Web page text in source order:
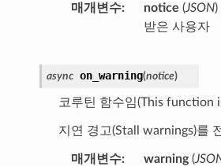
매개변수 notice (JSON)
받은 사용자
async on_warning(notice)
코루틴 함수임(This function
지연 경고(Stall warnings)를
매개변수 warning(